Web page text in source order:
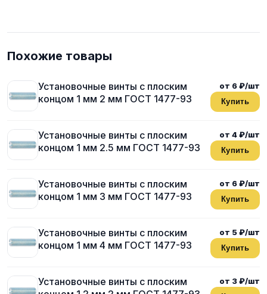
Похожие товары
Установочные винты с плоским
концом 1 мм 2 мм ГОСТ 1477-93
от 6 ₽/шт
Купить
Установочные винты с плоским
концом 1 мм 2.5 мм ГОСТ 1477-93
от 4 ₽/шт
Купить
Установочные винты с плоским
концом 1 мм 3 мм ГОСТ 1477-93
от 6 ₽/шт
Купить
Установочные винты с плоским
концом 1 мм 4 мм ГОСТ 1477-93
от 5 ₽/шт
Купить
Установочные винты с плоским
от 3 ₽/шт